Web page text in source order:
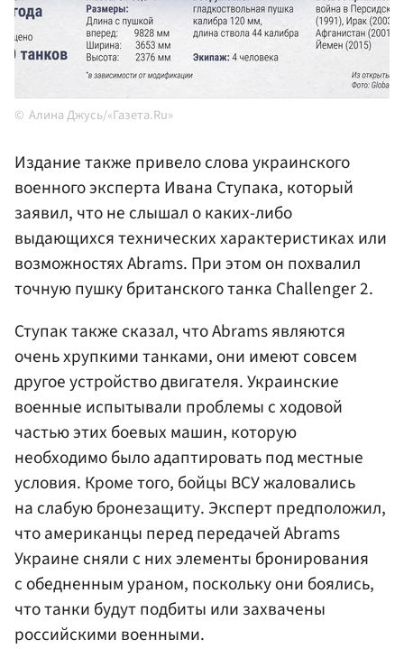
Алина Джусь/«Газета.Ru»
Издание также привело слова украинского
военного эксперта Ивана Ступака, который
заявил, что не слышал о каких-либо
выдающихся технических характеристиках или
возможностях Abrams. При этом он похвалил
точную пушку британского танка Challenger 2.
Ступак также сказал, что Abrams являются
очень хрупкими танками, они имеют совсем
другое устройство двигателя. Украинские
военные испытывали проблемы с ходовой
частью этих боевых машин, которую
необходимо было адаптировать под местные
условия. Кроме того, бойцы ВСУ жаловались
на слабую бронезащиту. Эксперт предположил,
что американцы перед передачей Abrams
Украине сняли с них элементы бронирования
с обедненным ураном, поскольку они боялись,
что танки будут подбиты или захвачены
российскими военными.